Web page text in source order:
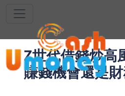
Z世代借錢炒高
賺錢機會還是